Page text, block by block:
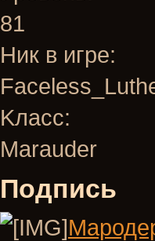
81
Hик в игре:
Kласс:
Marauder
Подпись